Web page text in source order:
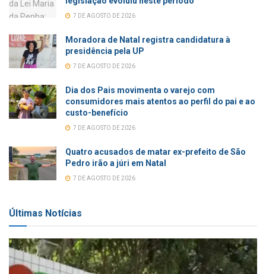
7 DE AGOSTO DE 2026
Moradora de Natal registra candidatura à
presidência pela UP
7 DE AGOSTO DE 2026
Dia dos Pais movimenta o varejo com
consumidores mais atentos ao perfil do pai e ao
custo-benefício
7 DE AGOSTO DE 2026
Quatro acusados de matar ex-prefeito de São
Pedro irão a júri em Natal
7 DE AGOSTO DE 2026
Últimas Notícias